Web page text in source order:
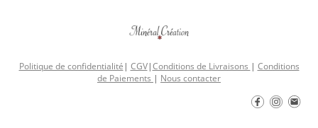
Politique de confidentialité | CGV|Conditions de Livraisons | Conditions
de Paiements | Nous contacter